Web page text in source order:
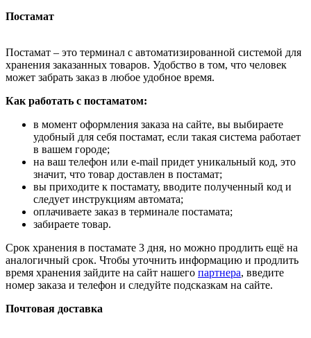
Постамат
Постамат – это терминал с автоматизированной системой для
хранения заказанных товаров. Удобство в том, что человек
может забрать заказ в любое удобное время.
Как работать с постаматом:
в момент оформления заказа на сайте, вы выбираете
удобный для себя постамат, если такая система работает
в вашем городе;
на ваш телефон или e-mail придет уникальный код, это
значит, что товар доставлен в постамат;
вы приходите к постамату, вводите полученный код и
следует инструкциям автомата;
оплачиваете заказ в терминале постамата;
забираете товар.
Срок хранения в постамате 3 дня, но можно продлить ещё на
аналогичный срок. Чтобы уточнить информацию и продлить
время хранения зайдите на сайт нашего партнера, введите
номер заказа и телефон и следуйте подсказкам на сайте.
Почтовая доставка